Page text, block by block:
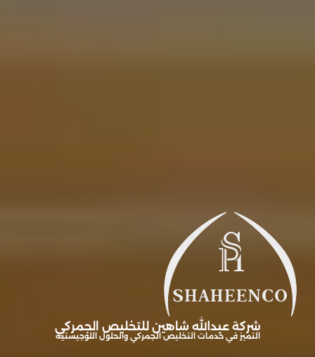
شركة عبدالله شاهين للتخليص الجمركي
التميز في خدمات التخليص الجمركي والحلول اللوجيستية